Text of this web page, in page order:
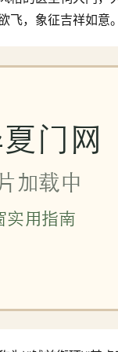
飞，象征吉祥如意